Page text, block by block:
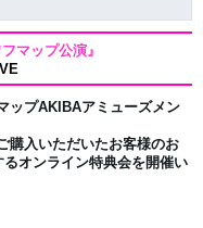
マップ公演』
ップAKIBAアミューズメン
購入いただいたお客様のお
オンライン特典会を開催い